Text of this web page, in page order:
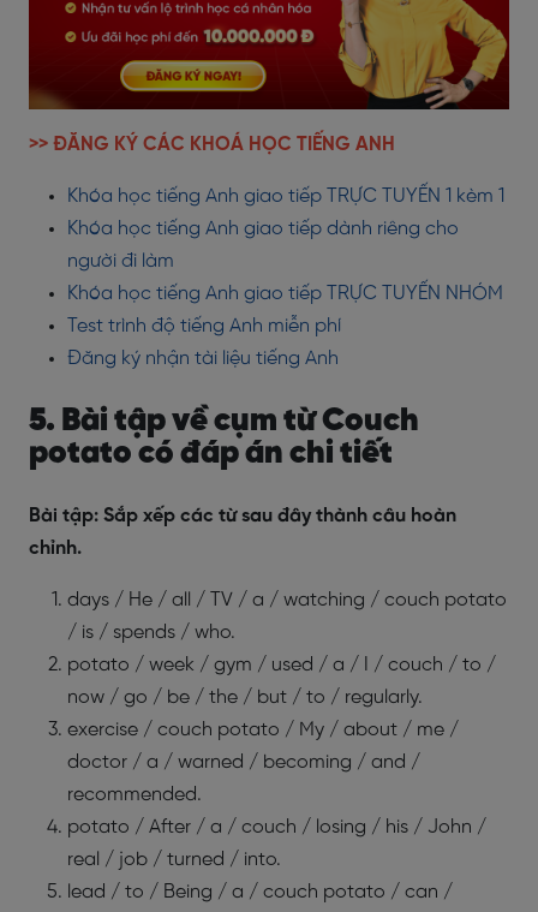
>> ĐĂNG KÝ CÁC KHOÁ HỌC TIẾNG ANH
Khóa học tiếng Anh giao tiếp TRỰC TUYẾN 1 kèm 1
Khóa học tiếng Anh giao tiếp dành riêng cho
người đi làm
Khóa học tiếng Anh giao tiếp TRỰC TUYẾN NHÓM
Test trình độ tiếng Anh miễn phí
Đăng ký nhận tài liệu tiếng Anh
5. Bài tập về cụm từ Couch
potato có đáp án chi tiết
Bài tập: Sắp xếp các từ sau đây thành câu hoàn
chỉnh.
days / He / all / TV / a / watching / couch potato
/ is / spends / who.
potato / week / gym / used / a / I / couch / to /
now / go / be / the / but / to / regularly.
exercise / couch potato / My / about / me /
doctor / a / warned / becoming / and /
recommended.
potato / After / a / couch / losing / his / John /
real / job / turned / into.
lead / to / Being / a / couch potato / can /